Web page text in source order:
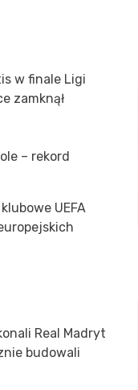
w finale Ligi
zamknął
– rekord
UEFA
Real Madryt
budowali